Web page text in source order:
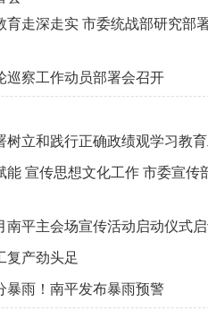
育走深走实 市委统战部研究部
巡察工作动员部署会召开
树立和践行正确政绩观学习教
能 宣传思想文化工作 市委宣
南平主会场宣传活动启动仪式
复产劲头足
暴雨！南平发布暴雨预警